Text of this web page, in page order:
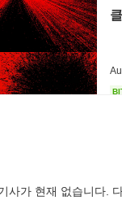
사가 현재 없습니다.